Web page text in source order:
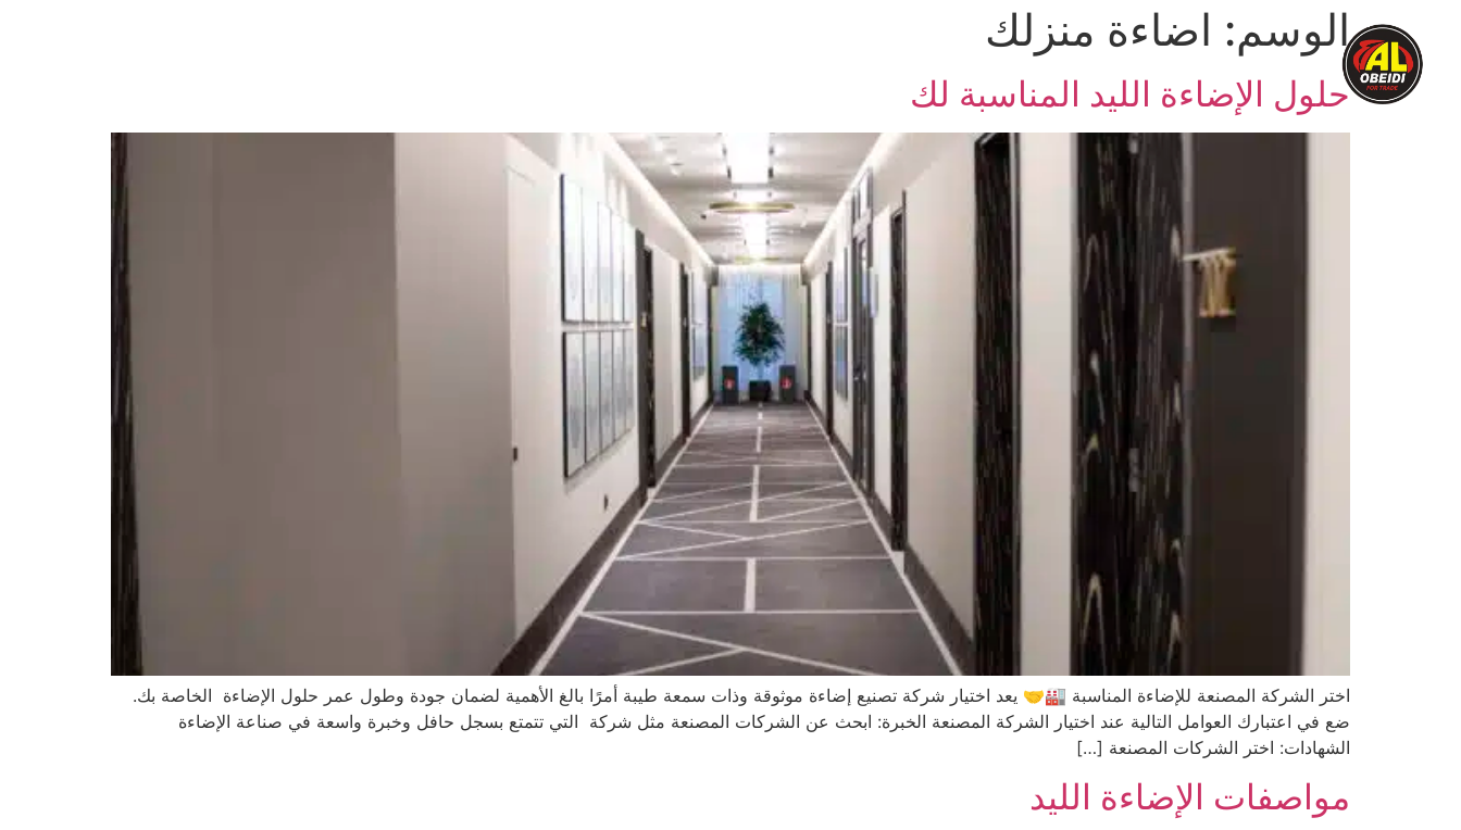
الوسم: اضاءة منزلك
حلول الإضاءة الليد المناسبة لك
اختر الشركة المصنعة للإضاءة المناسبة 🏭🤝 يعد اختيار شركة تصنيع إضاءة موثوقة وذات سمعة طيبة أمرًا بالغ الأهمية لضمان جودة وطول عمر حلول الإضاءة الخاصة بك.
ضع في اعتبارك العوامل التالية عند اختيار الشركة المصنعة الخبرة: ابحث عن الشركات المصنعة مثل شركة التي تتمتع بسجل حافل وخبرة واسعة في صناعة الإضاءة
الشهادات: اختر الشركات المصنعة […]
مواصفات الإضاءة الليد